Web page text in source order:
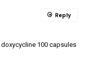
doxycycline 100 capsules
Reply